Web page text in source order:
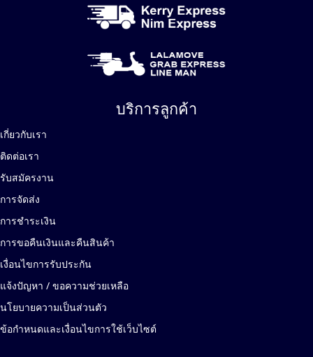
บริการลูกค้า
เกี่ยวกับเรา
ติดต่อเรา
รับสมัครงาน
การจัดส่ง
การชำระเงิน
การขอคืนเงินและคืนสินค้า
เงื่อนไขการรับประกัน
แจ้งปัญหา / ขอความช่วยเหลือ
นโยบายความเป็นส่วนตัว
ข้อกำหนดและเงื่อนไขการใช้เว็บไซต์